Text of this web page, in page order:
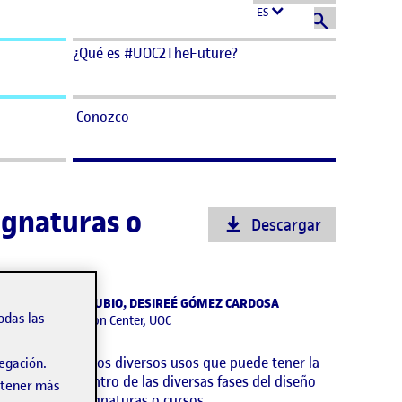
ES
¿Qué es #UOC2TheFuture?
Conozco
o Descargar
MERINO RUBIO, DESIREÉ GÓMEZ CARDOSA
Innovation Center, UOC
sobre los diversos usos que puede tener la
generativa dentro de las diversas fases del diseño
las
más